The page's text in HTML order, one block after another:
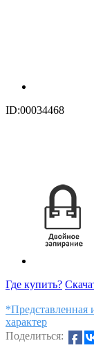
ID:00034468
Где купить?
*Представленная
характер
Поделиться: